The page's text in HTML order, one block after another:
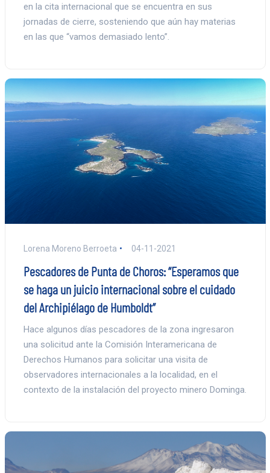
en la cita internacional que se encuentra en sus
jornadas de cierre, sosteniendo que aún hay materias
en las que “vamos demasiado lento”.
Lorena Moreno Berroeta 04-11-2021
Pescadores de Punta de Choros: “Esperamos que
se haga un juicio internacional sobre el cuidado
del Archipiélago de Humboldt”
Hace algunos días pescadores de la zona ingresaron
una solicitud ante la Comisión Interamericana de
Derechos Humanos para solicitar una visita de
observadores internacionales a la localidad, en el
contexto de la instalación del proyecto minero Dominga.